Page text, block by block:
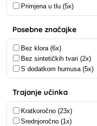
Primjena u tlu (5x)
Posebne značajke
Bez klora (6x)
Bez sintetičkih tvari (2x)
S dodatkom humusa (5x)
Trajanje učinka
Kratkoročno (23x)
Srednjoročno (1x)